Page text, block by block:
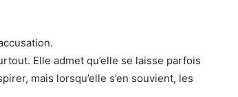
Elle admet qu’elle se laisse parfois
mais lorsqu’elle s’en souvient, les